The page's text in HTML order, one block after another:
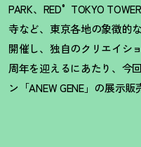
PARK、RED° TOKYO
寺など、東京各地の象徴的
開催し、独自のクリエイシ
周年を迎えるにあたり、今
ン「ANEW GENE」の展示販